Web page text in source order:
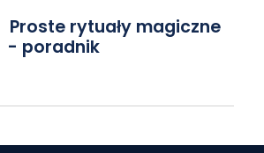
Proste rytuały magiczne
- poradnik